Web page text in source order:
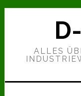
Zur
Hauptnavigation
Zum
Zur
ALLES